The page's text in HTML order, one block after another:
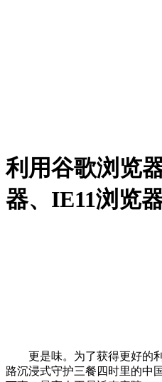
利用谷歌浏览
器、IE11浏览
更是味。为了获得更好的利
路沉浸式守护三餐四时里的中